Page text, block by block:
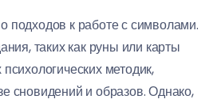
подходов к работе с символами.
таких как руны или карты
методик,
сновидений и образов. Однако,